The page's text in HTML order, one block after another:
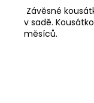
Závěsné
v sadě.
měsíců.